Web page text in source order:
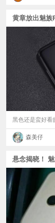
黄章放出魅族
黑色还是蛮好看
森美仔
悬念揭晓！